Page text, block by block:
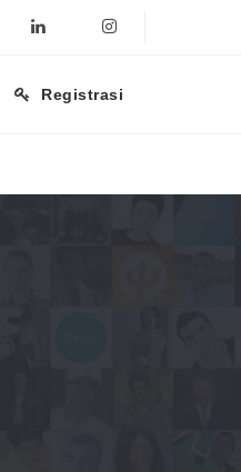
Linkedin Instagram
Registrasi